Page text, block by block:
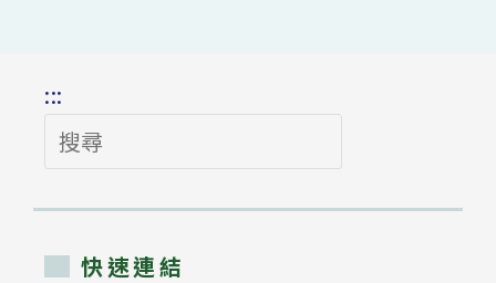
:::
搜
尋
快速連結